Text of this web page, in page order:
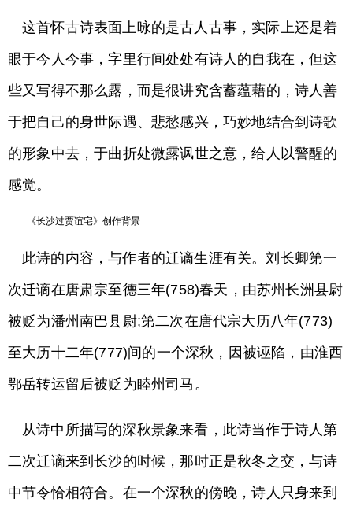
这首怀古诗表面上咏的是古人古事，实际上还是着
眼于今人今事，字里行间处处有诗人的自我在，但这
些又写得不那么露，而是很讲究含蓄蕴藉的，诗人善
于把自己的身世际遇、悲愁感兴，巧妙地结合到诗歌
的形象中去，于曲折处微露讽世之意，给人以警醒的
感觉。
《长沙过贾谊宅》创作背景
此诗的内容，与作者的迁谪生涯有关。刘长卿第一
次迁谪在唐肃宗至德三年(758)春天，由苏州长洲县尉
被贬为潘州南巴县尉;第二次在唐代宗大历八年(773)
至大历十二年(777)间的一个深秋，因被诬陷，由淮西
鄂岳转运留后被贬为睦州司马。
从诗中所描写的深秋景象来看，此诗当作于诗人第
二次迁谪来到长沙的时候，那时正是秋冬之交，与诗
中节令恰相符合。在一个深秋的傍晚，诗人只身来到